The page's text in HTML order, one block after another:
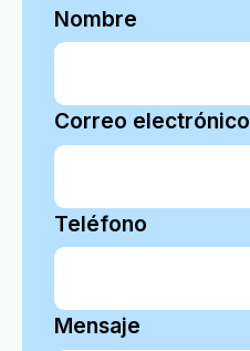
Nombre
Correo electrónico
Teléfono
Mensaje